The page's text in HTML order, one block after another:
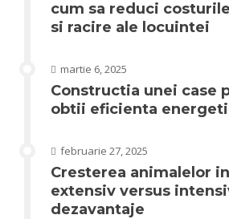
cum sa reduci
si racire ale locuintei
martie 6, 2025
Constructia unei case
obtii eficienta
februarie 27, 2025
Cresterea animalelor
extensiv versus
dezavantaje